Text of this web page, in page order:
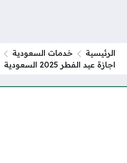
الرئيسية خدمات السعودية
اجازة عيد الفطر 2025 السعودية